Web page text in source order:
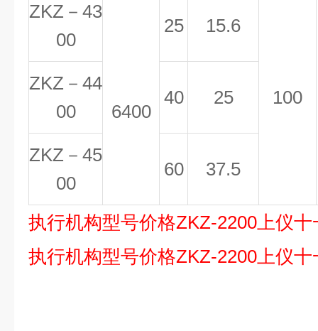
ZKZ－43
00
6400
25 15.6
100
ZKZ－44
00
40 25
ZKZ－45
00
60 37.5
执行机构型号价格ZKZ-2200上仪十
执行机构型号价格ZKZ-2200上仪十